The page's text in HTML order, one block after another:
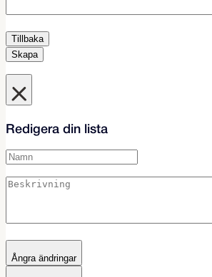
Tillbaka
Skapa
Redigera din lista
Ångra ändringar